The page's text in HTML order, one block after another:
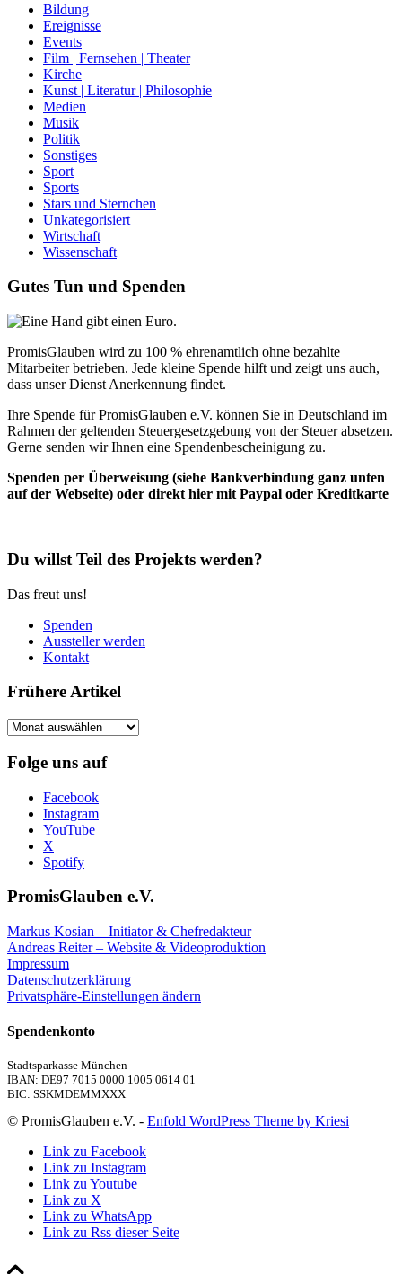
Bildung
Ereignisse
Events
Film | Fernsehen | Theater
Kirche
Kunst | Literatur | Philosophie
Medien
Musik
Politik
Sonstiges
Sport
Sports
Stars und Sternchen
Unkategorisiert
Wirtschaft
Wissenschaft
Gutes Tun und Spenden
PromisGlauben wird zu 100 % ehrenamtlich ohne bezahlte
Mitarbeiter betrieben. Jede kleine Spende hilft und zeigt uns auch,
dass unser Dienst Anerkennung findet.
Ihre Spende für PromisGlauben e.V. können Sie in Deutschland im
Rahmen der geltenden Steuergesetzgebung von der Steuer absetzen.
Gerne senden wir Ihnen eine Spendenbescheinigung zu.
Spenden per Überweisung (siehe Bankverbindung ganz unten
auf der Webseite) oder direkt hier mit Paypal oder Kreditkarte
Du willst Teil des Projekts werden?
Das freut uns!
Spenden
Aussteller werden
Kontakt
Frühere Artikel
Frühere
Folge uns auf
Facebook
Instagram
YouTube
X
Spotify
PromisGlauben e.V.
Markus Kosian – Initiator & Chefredakteur
Andreas Reiter – Website & Videoproduktion
Impressum
Datenschutzerklärung
Privatsphäre-Einstellungen ändern
Spendenkonto
Stadtsparkasse München
IBAN: DE97 7015 0000 1005 0614 01
BIC: SSKMDEMMXXX
© PromisGlauben e.V. - Enfold WordPress Theme by Kriesi
Link zu Facebook
Link zu Instagram
Link zu Youtube
Link zu X
Link zu WhatsApp
Link zu Rss dieser Seite